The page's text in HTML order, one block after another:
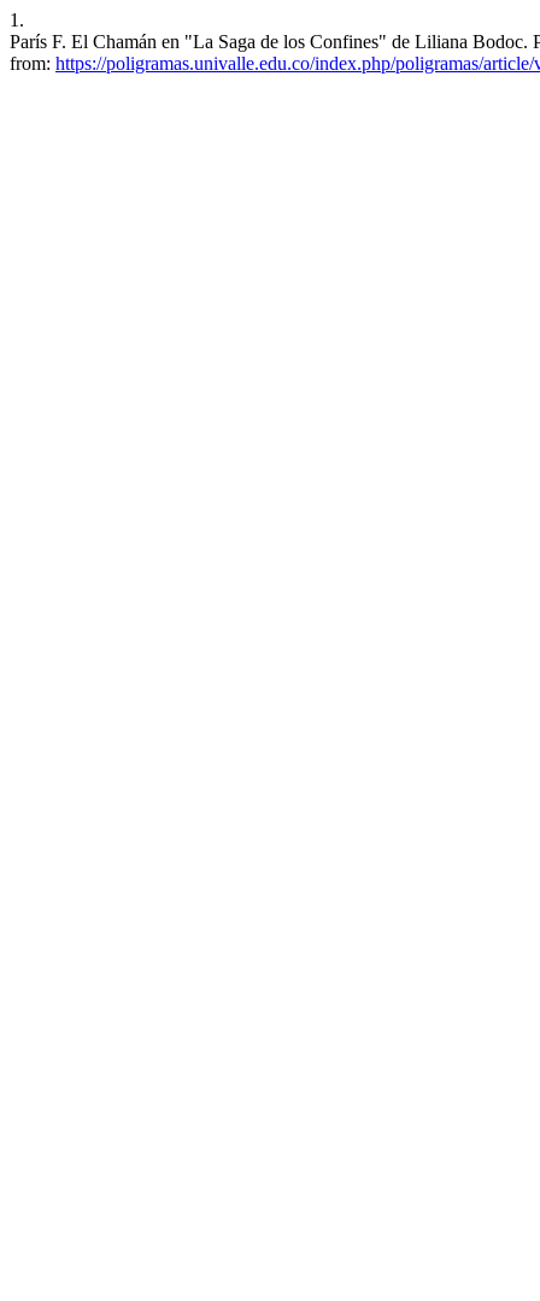
1.
París F. El Chamán en "La Saga de los Confines" de Liliana
from: https://poligramas.univalle.edu.co/index.php/poligramas/